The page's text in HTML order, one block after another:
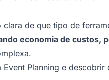
de que tipo de
economia de custos,
Planning e